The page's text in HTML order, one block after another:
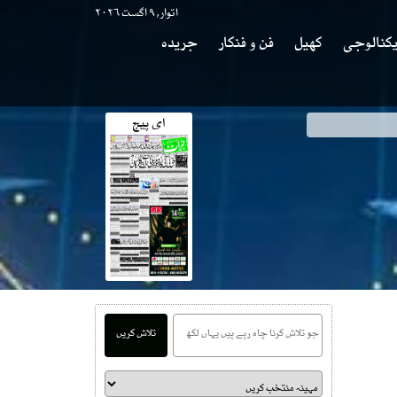
اتوار, ۹ اگست ۲۰۲۶
کھیل فن و فنکار
جریدہ
ای پیج
تلاش کریں